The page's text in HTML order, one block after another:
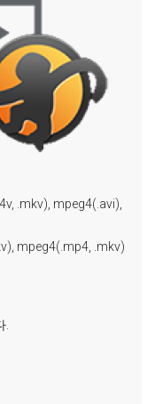
.mkv), mpeg4(.avi),
mpeg4(.mp4, .mkv)
.